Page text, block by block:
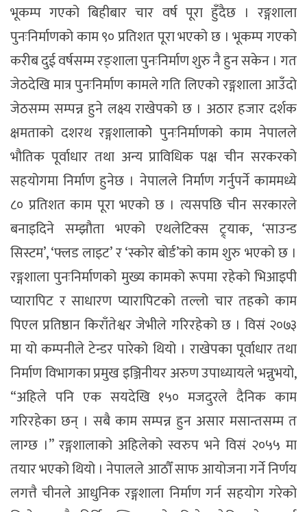
भूकम्प गएको बिहीबार चार वर्ष पूरा हुँदैछ । रङ्गशाला
पुनःनिर्माणको काम ९० प्रतिशत पूरा भएको छ । भूकम्प गएको
करीब दुई वर्षसम्म रङ्शाला पुनःनिर्माण शुरु नै हुन सकेन । गत
जेठदेखि मात्र पुनःनिर्माण कामले गति लिएको रङ्गशाला आउँदो
जेठसम्म सम्पन्न हुने लक्ष्य राखेपको छ । अठार हजार दर्शक
क्षमताको दशरथ रङ्गशालाकोे पुनःनिर्माणको काम नेपालले
भौतिक पूर्वाधार तथा अन्य प्राविधिक पक्ष चीन सरकरको
सहयोगमा निर्माण हुनेछ । नेपालले निर्माण गर्नुपर्ने काममध्ये
८० प्रतिशत काम पूरा भएको छ । त्यसपछि चीन सरकारले
बनाइदिने सम्झौता भएको एथलेटिक्स ट्र्याक, ‘साउन्ड
सिस्टम’, ‘फ्लड लाइट’ र ‘स्कोर बोर्ड’को काम शुरु भएको छ ।
रङ्गशाला पुनःनिर्माणको मुख्य कामको रूपमा रहेको भिआइपी
प्यारापिट र साधारण प्यारापिटको तल्लो चार तहको काम
पिएल प्रतिष्ठान किराँतेश्वर जेभीले गरिरहेको छ । विसं २०७३
मा यो कम्पनीले टेन्डर पारेको थियो । राखेपका पूर्वाधार तथा
निर्माण विभागका प्रमुख इञ्जिनीयर अरुण उपाध्यायले भन्नुभयो,
“अहिले पनि एक सयदेखि १५० मजदुरले दैनिक काम
गरिरहेका छन् । सबै काम सम्पन्न हुन असार मसान्तसम्म त
लाग्छ ।” रङ्गशालाको अहिलेको स्वरुप भने विसं २०५५ मा
तयार भएको थियो । नेपालले आठौँ साफ आयोजना गर्ने निर्णय
लगत्तै चीनले आधुनिक रङ्गशाला निर्माण गर्न सहयोग गरेको